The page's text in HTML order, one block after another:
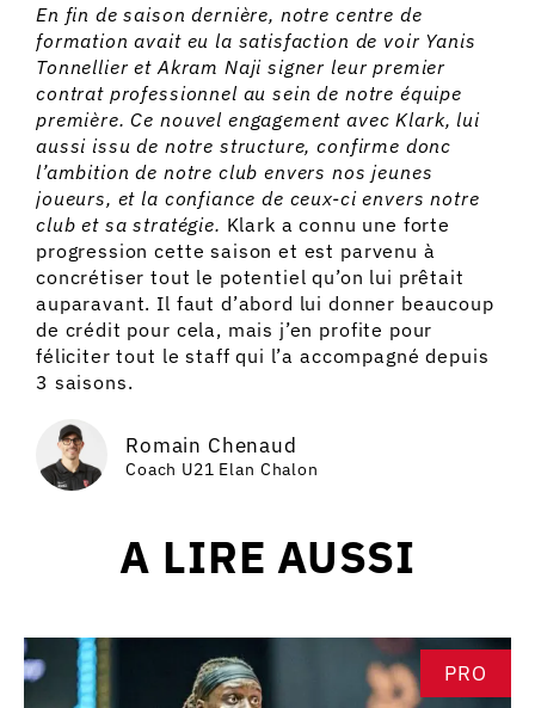
En fin de saison dernière, notre centre de
formation avait eu la satisfaction de voir Yanis
Tonnellier et Akram Naji signer leur premier
contrat professionnel au sein de notre équipe
première. Ce nouvel engagement avec Klark, lui
aussi issu de notre structure, confirme donc
l’ambition de notre club envers nos jeunes
joueurs, et la confiance de ceux-ci envers notre
club et sa stratégie. Klark a connu une forte
progression cette saison et est parvenu à
concrétiser tout le potentiel qu’on lui prêtait
auparavant. Il faut d’abord lui donner beaucoup
de crédit pour cela, mais j’en profite pour
féliciter tout le staff qui l’a accompagné depuis
3 saisons.
Romain Chenaud
Coach U21 Elan Chalon
A LIRE AUSSI
PRO